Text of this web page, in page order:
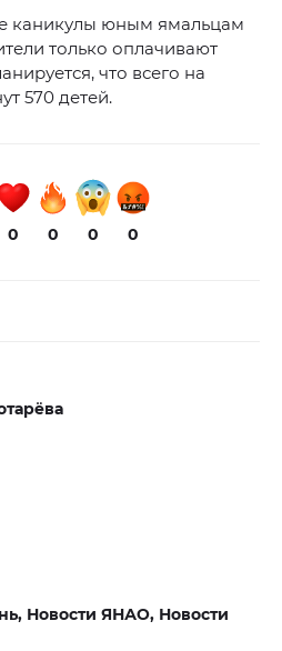
каникулы юным ямальцам
только оплачивают
что всего на
570 детей.
0 0 0 0
Новости ЯНАО, Новости